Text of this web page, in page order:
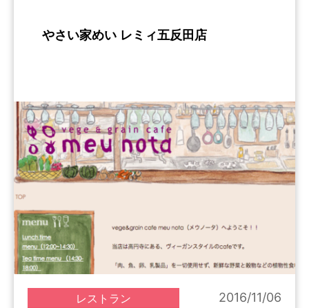
やさい家めい レミィ五反田店
レストラン 2016/11/06